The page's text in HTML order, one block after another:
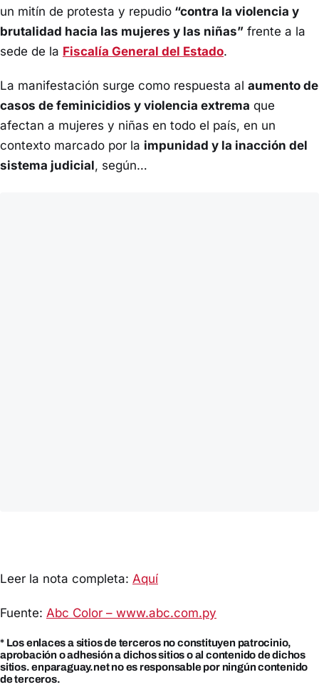
un mitín de protesta y repudio “contra la violencia y
brutalidad hacia las mujeres y las niñas” frente a la
sede de la Fiscalía General del Estado.
La manifestación surge como respuesta al aumento de
casos de feminicidios y violencia extrema que
afectan a mujeres y niñas en todo el país, en un
contexto marcado por la impunidad y la inacción del
sistema judicial, según…
Leer la nota completa: Aquí
Fuente: Abc Color – www.abc.com.py
* Los enlaces a sitios de terceros no constituyen patrocinio,
aprobación o adhesión a dichos sitios o al contenido de dichos
sitios. enparaguay.net no es responsable por ningún contenido
de terceros.